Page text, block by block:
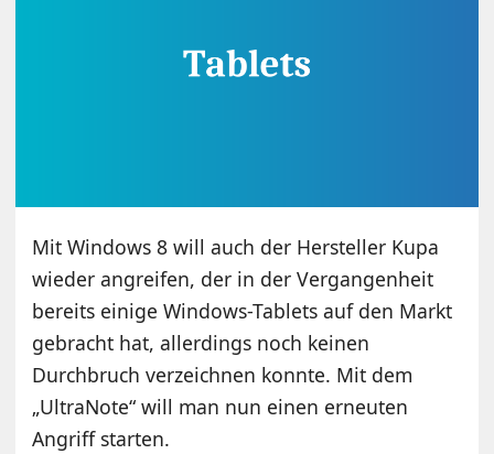
Mit Windows 8 will auch der Hersteller Kupa
wieder angreifen, der in der Vergangenheit
bereits einige Windows-Tablets auf den Markt
gebracht hat, allerdings noch keinen
Durchbruch verzeichnen konnte. Mit dem
„UltraNote“ will man nun einen erneuten
Angriff starten.